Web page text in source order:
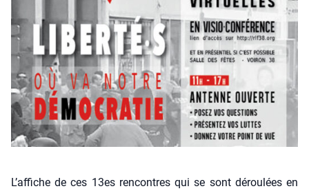
L’affiche de ces 13es rencontres qui se sont déroulées en